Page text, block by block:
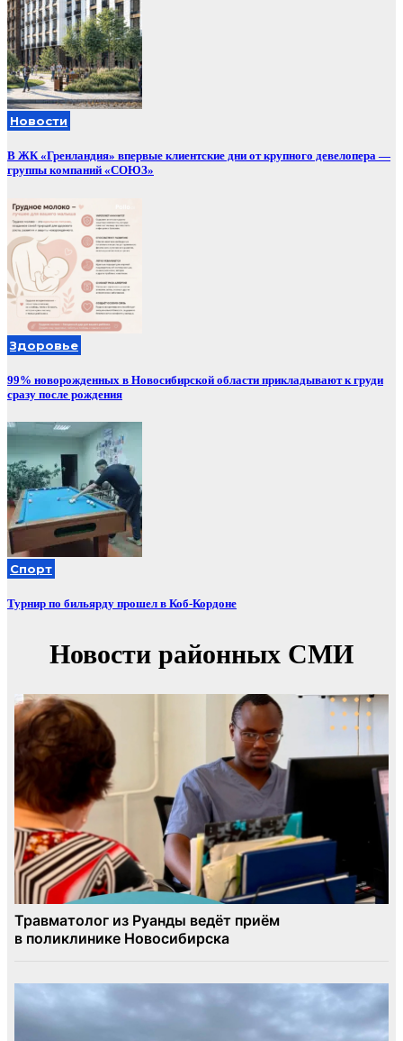
Новости
В ЖК «Гренландия» впервые клиентские дни от крупного девелопера —
группы компаний «СОЮЗ»
Здоровье
99% новорожденных в Новосибирской области прикладывают к груди
сразу после рождения
Спорт
Турнир по бильярду прошел в Коб-Кордоне